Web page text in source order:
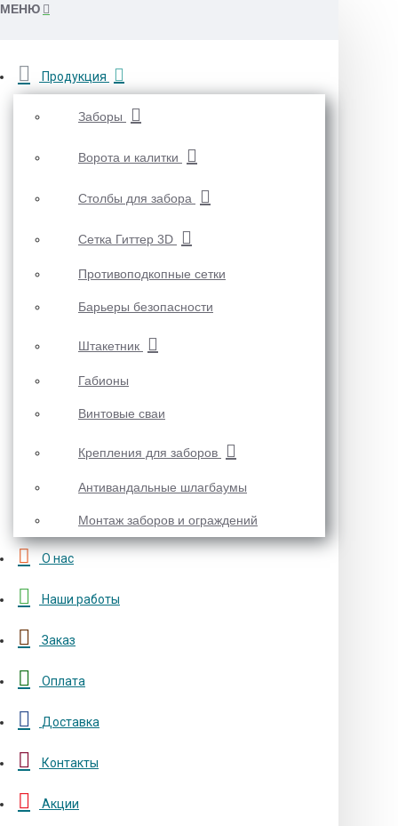
МЕНЮ
Продукция
Заборы
Ворота и калитки
Столбы для забора
Сетка Гиттер 3D
Противоподкопные сетки
Барьеры безопасности
Штакетник
Габионы
Винтовые сваи
Крепления для заборов
Антивандальные шлагбаумы
Монтаж заборов и ограждений
О нас
Наши работы
Заказ
Оплата
Доставка
Контакты
Акции